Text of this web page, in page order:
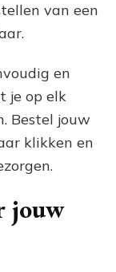
van een
en
je op elk
Bestel jouw
klikken en
jouw